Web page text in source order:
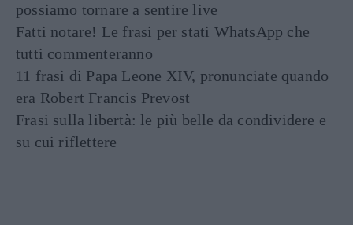
possiamo tornare a sentire live
Fatti notare! Le frasi per stati WhatsApp che
tutti commenteranno
11 frasi di Papa Leone XIV, pronunciate quando
era Robert Francis Prevost
Frasi sulla libertà: le più belle da condividere e
su cui riflettere